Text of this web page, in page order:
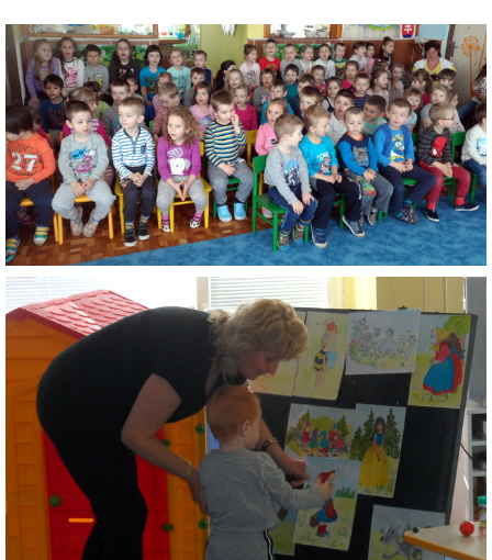
VÝVESKA PRIJATÝCH DETÍ NA ŠKOLSKÝ ROK 2026/2027
POKRAČOVANIE PLNENIA POVINNÉHO
PREDPRIMÁRNEHO VZDELÁVANIA
ŠKOLSKÝ VZDELÁVACÍ PROGRAM ZVEDAVÁ KUKUČKA
SPRÁVY O VÝCHOVNO-VZDELÁVACEJ ČINNOSTI
ŠKOLSKÝ PORIADOK
SMERNICE
ČO NÁS ČAKÁ V ŠKÔLKE...
ZAUJÍMAVOSTI PRE RODIČOV